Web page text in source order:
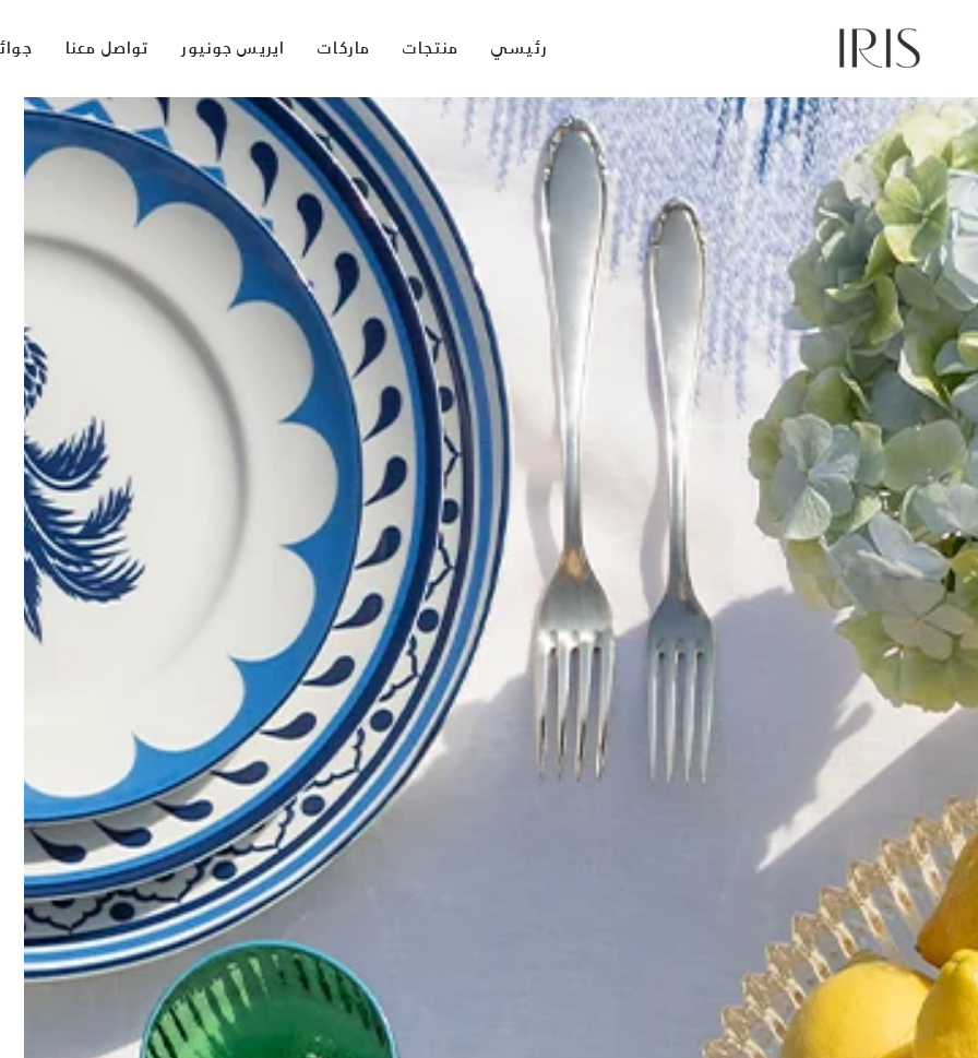
content
رئيسي منتجات ماركات ايريس جونيور تواصل معنا